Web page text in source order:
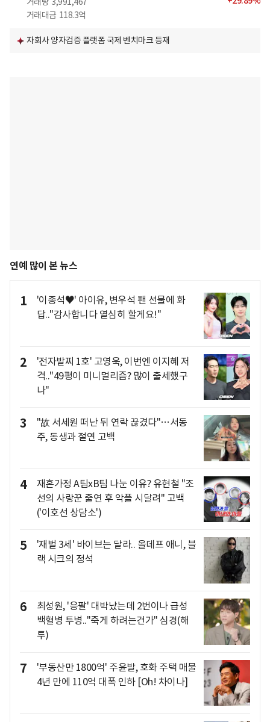
거래대금 118.3억
자회사 양자검증 플랫폼 국제 벤치마크 등재
연예 많이 본 뉴스
1
'이종석♥' 아이유, 변우석 팬 선물에 화
답.."감사합니다 열심히 할게요!"
2
'전자발찌 1호' 고영욱, 이번엔 이지혜 저
격.."49평이 미니멀리즘? 많이 출세했구
나"
3
"故 서세원 떠난 뒤 연락 끊겼다"…서동
주, 동생과 절연 고백
4
재혼가정 A팀xB팀 나눈 이유? 유현철 "조
선의 사랑꾼 출연 후 악플 시달려" 고백
('이호선 상담소')
5
'재벌 3세' 바이브는 달라.. 올데프 애니, 블
랙 시크의 정석
6
최성원, '응팔' 대박났는데 2번이나 급성
백혈병 투병.."죽게 하려는건가" 심경(해
투)
7
'부동산만 1800억' 주윤발, 호화 주택 매물
4년 만에 110억 대폭 인하 [Oh! 차이나]